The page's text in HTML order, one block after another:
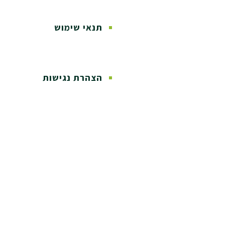
תנאי שימוש
הצהרת נגישות